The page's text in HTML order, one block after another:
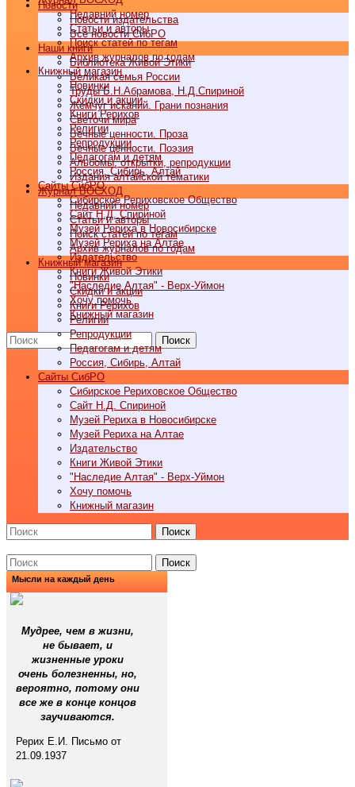
Недавний номер
Статьи и авторы
Поиск статей по тегам
Архив журналов по годам
Книжный магазин
Новинки
Скидки и акции
Книги Рерихов
Религии
Репродукции
Педагогам и детям
Россия, Сибирь, Алтай
Cайты СибРО
Сибирское Рериховское Общество
Сайт Н.Д. Спириной
Музей Рериха в Новосибирске
Музей Рериха на Алтае
Издательство
Книги Живой Этики
"Наследие Алтая" - Верх-Уймон
Хочу помочь
Книжный магазин
Поиск
Новости
Новости издательства
Все новости СибРО
Наши книги
Библиотека Живой Этики
Великая семья России
Труды Б.Н.Абрамова, Н.Д.Спириной
Жемчуг исканий. Грани познания
Светочи мира
Вечные ценности. Проза
Вечные ценности. Поэзия
Альбомы, открытки, репродукции
Издания алтайской тематики
Журнал ВОСХОД
Недавний номер
Статьи и авторы
Поиск статей по тегам
Архив журналов по годам
Книжный магазин
Новинки
Скидки и акции
Книги Рерихов
Религии
Репродукции
Педагогам и детям
Россия, Сибирь, Алтай
Cайты СибРО
Сибирское Рериховское Общество
Сайт Н.Д. Спириной
Музей Рериха в Новосибирске
Музей Рериха на Алтае
Издательство
Книги Живой Этики
"Наследие Алтая" - Верх-Уймон
Хочу помочь
Книжный магазин
Поиск
Поиск
Мысли на каждый день
Мудрее, чем в жизни,
не бывает, и
жизненные уроки
очень болезненны, но,
вероятно, потому они
все же в конце концов
заучиваются.
Рерих Е.И. Письмо от
21.09.1937